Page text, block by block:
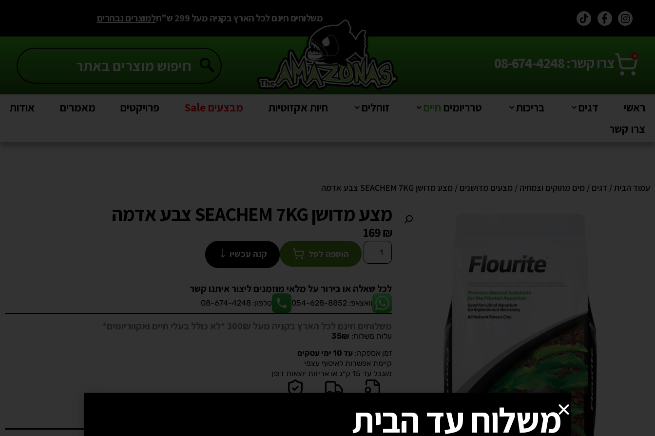
משלוחים חינם לכל הארץ בקניה מעל 299 ש"ח למוצרים נבחרים
0 צרו קשר: 08-674-4248
ראשי דגים בריכות טרריומים חיים זוחלים חיות אקזוטיות מבצעים Sale פרויקטים מאמרים
אודות
צרו קשר
עמוד הבית/ דגים / מים מתוקים וצמחיה / מצעים מדושנים / מצע מדושן SEACHEM 7KG צבע אדמה
מצע מדושן SEACHEM 7KG צבע אדמה
169₪
הוספה לסל קנה עכשיו
לכל שאלה או בירור על מלאי מוזמנים ליצור איתנו קשר
וואצאפ: 054-628-8852 טלפון: 08-674-4248
משלוחים חינם לכל הארץ בקניה מעל 300₪ *לא כולל בעלי חיים ואקווריומים*
עלות משלוח: 35₪
זמן אספקה: עד 10 ימי עסקים
קיימת אפשרות לאיסוף עצמי
מוגבל עד 15 ק״ג או אריזות יוצאות דופן
משלוח עד הבית